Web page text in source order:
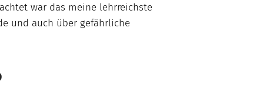
war das meine lehrreichste
und auch über gefährliche